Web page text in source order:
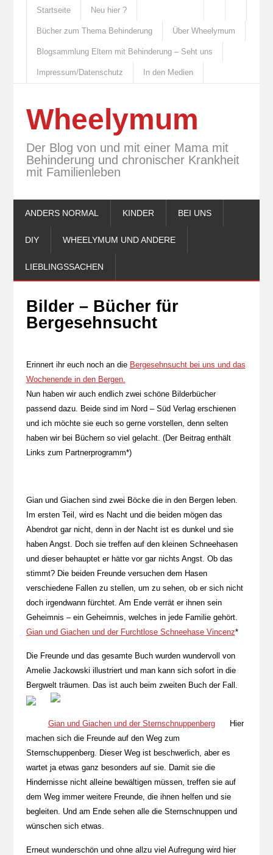
Startseite Neu hier ?
Bücher zum Thema Behinderung Über Wheelymum
Blogsammlung Eltern mit Behinderung – Seht uns
Impressum/Datenschutz In den Medien
Wheelymum
Der Blog von und mit einer Mama mit
Behinderung und chronischer Krankheit
mit Familienleben
ANDERS NORMAL KINDER BEI UNS
DIY WHEELYMUM UND ANDERE
LIEBLINGSSACHEN
Bilder – Bücher für
Bergesehnsucht
Erinnert ihr euch noch an die Bergesehnsucht bei uns und das
Wochenende in den Bergen.
Nun haben wir auch endlich zwei schöne Bilderbücher
passend dazu. Beide sind im Nord – Süd Verlag erschienen
und ich möchte sie euch so gerne vorstellen, denn selten
haben wir bei Büchern so viel gelacht. (Der Beitrag enthält
Links zum Partnerprogramm*)
Gian und Giachen sind zwei Böcke die in den Bergen leben.
Im ersten Teil, wird es Nacht und die beiden mögen das
Abendrot gar nicht, denn in der Nacht ist es dunkel und sie
haben Angst. Doch sie treffen auf den kleinen Schneehasen
und dieser behauptet er hätte vor gar nichts Angst. Ob das
stimmt? Die beiden Freunde versuchen dem Hasen
verschiedene Fallen zu stellen, um zu sehen, ob er sich nicht
doch irgendwann fürchtet. Am Ende verrät er ihnen sein
Geheimnis – ein Geheimnis, welches in jede Familie gehört.
Gian und Giachen und der Furchtlose Schneehase Vincenz*
Die Freunde und das gesamte Buch wurden wundervoll von
Amelie Jackowski illustriert und man kann sich sofort in die
Bergwelt träumen. Das ist auch beim zweiten Buch der Fall.
Gian und Giachen und der Sternschnuppenberg
Hier
machen sich die Freunde auf den Weg zum
Sternschuppenberg. Dieser Weg ist beschwerlich, aber es
wartet ja etwas ganz besonders auf sie. Damit sie die
Hindernisse nicht alleine bewältigen müssen, treffen sie auf
dem Weg immer weitere Freunde, die ihnen helfen und sie
begleiten. Und am Ende sehen alle die Sternschnuppen und
wünschen sich etwas.
Erneut wunderschön und ohne allzu viel Aufregung wird hier